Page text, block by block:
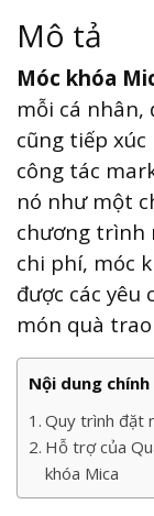
bằng
Mica
giá
xưởng
lượng
Mô tả
Móc khóa
mỗi cá nhân,
cũng tiếp
công tác
nó như một
chương trình
chi phí, móc
được các yêu
món quà
Nội dung chính
Quy trình đặt
Hỗ trợ của
khóa Mica